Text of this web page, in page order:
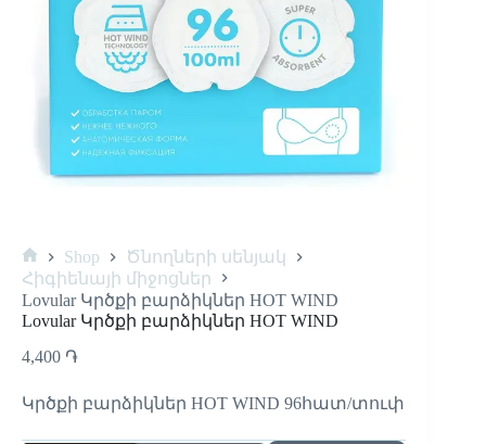
Shop
Ծնողների սենյակ
Հիգիենայի միջոցներ
Lovular Կրծքի բարձիկներ HOT WIND
Lovular Կրծքի բարձիկներ HOT WIND
4,400 ֏
Կրծքի բարձիկներ HOT WIND 96հատ/տուփ